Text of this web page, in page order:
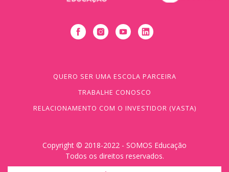
QUERO SER UMA ESCOLA PARCEIRA
TRABALHE CONOSCO
RELACIONAMENTO COM O INVESTIDOR (VASTA)
Copyright © 2018-2022 - SOMOS Educação
Todos os direitos reservados.